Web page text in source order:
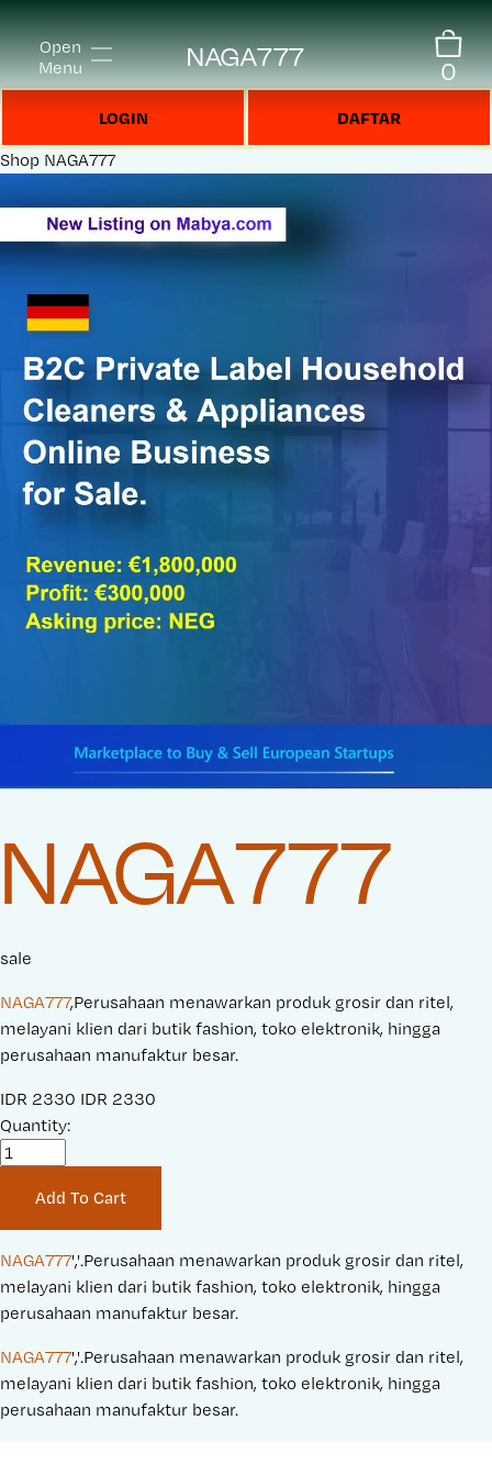
Open
Menu
NAGA777 0
LOGIN DAFTAR
Shop NAGA777
NAGA777
sale
NAGA777,Perusahaan menawarkan produk grosir dan ritel,
melayani klien dari butik fashion, toko elektronik, hingga
perusahaan manufaktur besar.
S
a
r
i
c
e
IDR 2330 O
i
n
a
l
P
i
c
e
IDR 2330
Quantity:
Add To Cart
NAGA777','.Perusahaan menawarkan produk grosir dan ritel,
melayani klien dari butik fashion, toko elektronik, hingga
perusahaan manufaktur besar.
NAGA777','.Perusahaan menawarkan produk grosir dan ritel,
melayani klien dari butik fashion, toko elektronik, hingga
perusahaan manufaktur besar.